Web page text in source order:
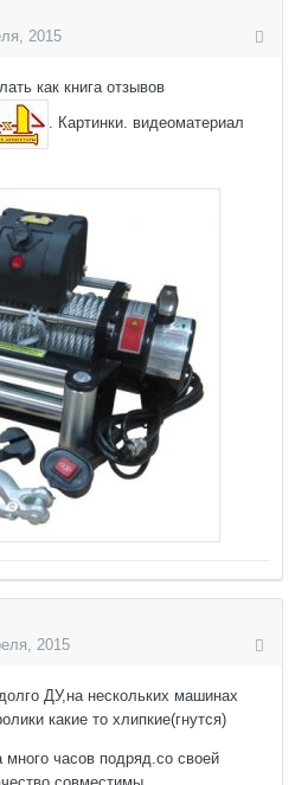
2015
как книга отзывов
. Картинки. видеоматериал
2015
ДУ,на нескольких машинах
какие то хлипкие(гнутся)
часов подряд.со своей